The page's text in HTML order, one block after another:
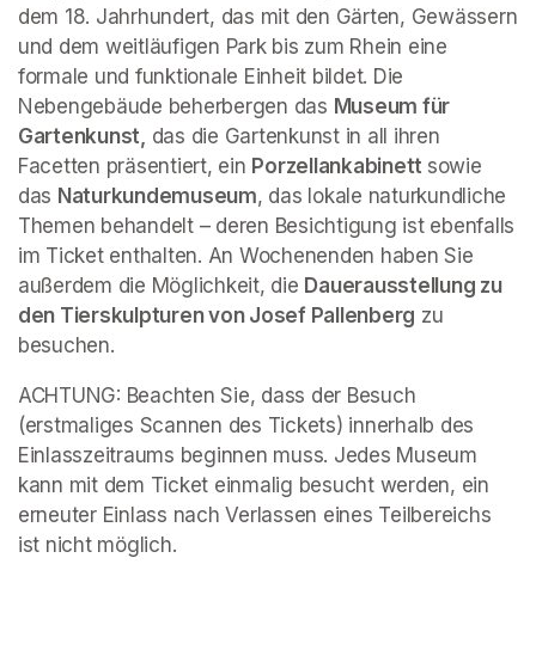
dem 18. Jahrhundert, das mit den Gärten, Gewässern
und dem weitläufigen Park bis zum Rhein eine
formale und funktionale Einheit bildet. Die
Nebengebäude beherbergen das Museum für
Gartenkunst, das die Gartenkunst in all ihren
Facetten präsentiert, ein Porzellankabinett sowie
das Naturkundemuseum, das lokale naturkundliche
Themen behandelt – deren Besichtigung ist ebenfalls
im Ticket enthalten. An Wochenenden haben Sie
außerdem die Möglichkeit, die Dauerausstellung zu
den Tierskulpturen von Josef Pallenberg zu
besuchen.
ACHTUNG: Beachten Sie, dass der Besuch
(erstmaliges Scannen des Tickets) innerhalb des
Einlasszeitraums beginnen muss. Jedes Museum
kann mit dem Ticket einmalig besucht werden, ein
erneuter Einlass nach Verlassen eines Teilbereichs
ist nicht möglich.